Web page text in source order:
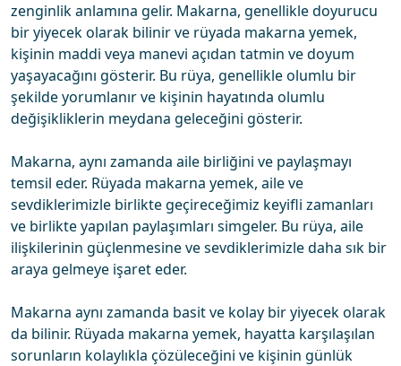
zenginlik anlamına gelir. Makarna, genellikle doyurucu
bir yiyecek olarak bilinir ve rüyada makarna yemek,
kişinin maddi veya manevi açıdan tatmin ve doyum
yaşayacağını gösterir. Bu rüya, genellikle olumlu bir
şekilde yorumlanır ve kişinin hayatında olumlu
değişikliklerin meydana geleceğini gösterir.
Makarna, aynı zamanda aile birliğini ve paylaşmayı
temsil eder. Rüyada makarna yemek, aile ve
sevdiklerimizle birlikte geçireceğimiz keyifli zamanları
ve birlikte yapılan paylaşımları simgeler. Bu rüya, aile
ilişkilerinin güçlenmesine ve sevdiklerimizle daha sık bir
araya gelmeye işaret eder.
Makarna aynı zamanda basit ve kolay bir yiyecek olarak
da bilinir. Rüyada makarna yemek, hayatta karşılaşılan
sorunların kolaylıkla çözüleceğini ve kişinin günlük